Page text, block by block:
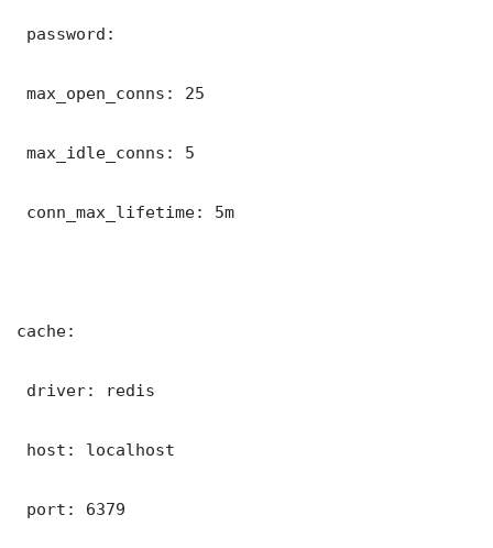
password:
max_open_conns: 25
max_idle_conns: 5
conn_max_lifetime: 5m
cache:
driver: redis
host: localhost
port: 6379